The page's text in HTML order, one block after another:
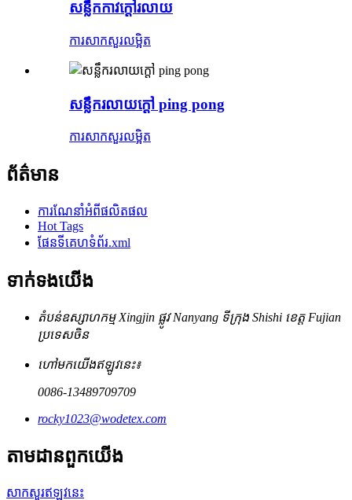
សន្លឹកកាវក្តៅរលាយ
ការសាកសួរលម្អិត
សន្លឹករលាយក្តៅ ping pong
ការសាកសួរលម្អិត
ព័ត៌មាន
ការណែនាំអំពីផលិតផល
Hot Tags
ផែនទីគេហទំព័រ.xml
ទាក់ទង​យើង
តំបន់ឧស្សាហកម្ម Xingjin ផ្លូវ Nanyang ទីក្រុង Shishi ខេត្ត Fujian
ប្រទេសចិន
ហៅមកយើងឥឡូវនេះ៖
0086-13489709709
rocky1023@wodetex.com
តាមដានពួកយើង
សាកសួរឥឡូវនេះ